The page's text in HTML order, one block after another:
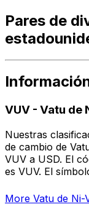
Pares de
VUV - Vatu de
Nuestras
de cambio de
VUV a USD. El
es VUV. El
More Vatu de Ni-